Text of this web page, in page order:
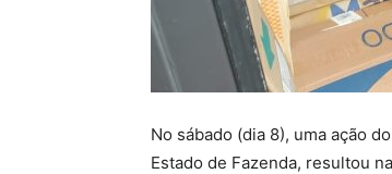
No sábado (dia 8), uma ação
Estado de Fazenda, resultou